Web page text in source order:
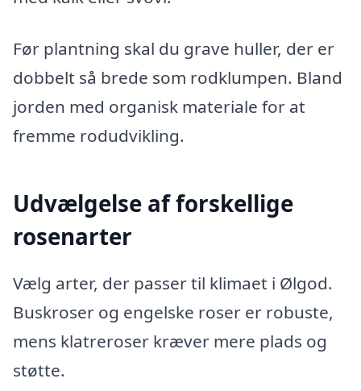
Før plantning skal du grave huller, der er
dobbelt så brede som rodklumpen. Bland
jorden med organisk materiale for at
fremme rodudvikling.
Udvælgelse af forskellige
rosenarter
Vælg arter, der passer til klimaet i Ølgod.
Buskroser og engelske roser er robuste,
mens klatreroser kræver mere plads og
støtte.